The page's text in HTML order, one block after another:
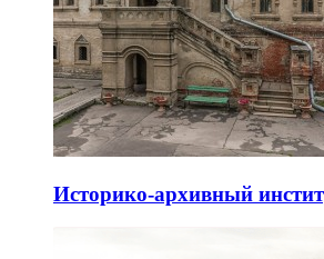
Историко-архивный